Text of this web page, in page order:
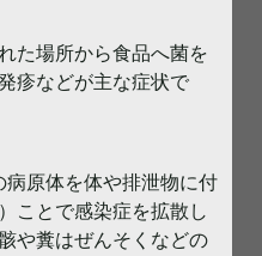
た場所から食品へ菌を
疹などが主な症状で
原体を体や排泄物に付
ことで感染症を拡散し
や糞はぜんそくなどの